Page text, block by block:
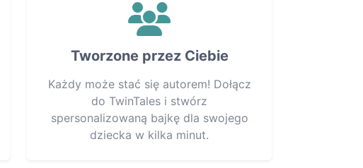
Tworzone przez Ciebie
Każdy może stać się autorem! Dołącz
do TwinTales i stwórz
spersonalizowaną bajkę dla swojego
dziecka w kilka minut.